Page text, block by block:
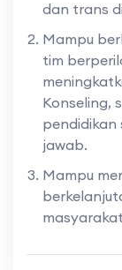
dan trans
Mampu
tim
Konseling,
pendidikan
jawab.
Mampu
masyarakat